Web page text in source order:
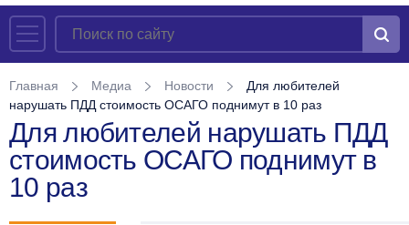
Главная Медиа Новости
Для любителей
нарушать ПДД стоимость ОСАГО поднимут в 10 раз
Для любителей нарушать ПДД
стоимость ОСАГО поднимут в
10 раз